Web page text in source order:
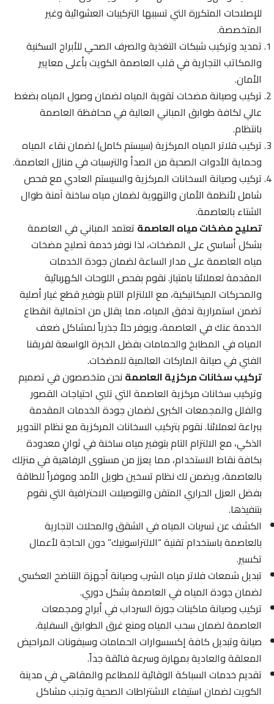
للإصلاحات المتكررة التي تسببها التركيبات العشوائية وغير
المتخصصة.
تمديد وتركيب شبكات التغذية والصرف الصحي للأبراج السكنية
والمكاتب التجارية في قلب العاصمة الكويت بأعلى معايير
الأمان.
تركيب وصيانة مضخات تقوية المياه لضمان وصول المياه بضغط
عالي لكافة طوابق المباني العالية في محافظة العاصمة
بانتظام.
تركيب فلاتر المياه المركزية (سيستم كامل) لضمان نقاء المياه
وحماية الأدوات الصحية من الصدأ والترسبات في منازل العاصمة.
تركيب وصيانة السخانات المركزية والسيستم العادي مع فحص
شامل لأنظمة الأمان والتهوية لضمان مياه ساخنة آمنة طوال
الشتاء بالعاصمة.
تصليح مضخات مياه العاصمةتعتمد المباني في العاصمة
بشكل أساسي على المضخات، لذا نوفر خدمة تصليح مضخات
مياه العاصمة على مدار الساعة لضمان جودة الخدمات
المقدمة لعملائنا بامتياز. نقوم بفحص اللوحات الكهربائية
والمحركات الميكانيكية، مع الالتزام التام بتوفير قطع غيار أصلية
تضمن استمرارية تدفق المياه، مما يقلل من احتمالية انقطاع
الخدمة عنك في العاصمة، ويوفر حلاً جذرياً لمشاكل ضعف
المياه في المطابخ والحمامات بفضل الخبرة الواسعة لفريقنا
الفني في صيانة الماركات العالمية للمضخات.
تركيب سخانات مركزية العاصمةنحن متخصصون في تصميم
وتركيب سخانات مركزية العاصمة التي تلبي احتياجات القصور
والفلل والمجمعات الكبرى لضمان جودة الخدمات المقدمة
ببراعة لعملائنا. نقوم بتركيب السخانات المركزية مع نظام التدوير
الذكي، مع الالتزام التام بتوفير مياه ساخنة في ثوانٍ معدودة
بكافة نقاط الاستخدام، مما يعزز من مستوى الرفاهية في منزلك
بالعاصمة، ويضمن لك نظام تسخين طويل الأمد وموفراً للطاقة
بفضل العزل الحراري المتقن والتوصيلات الاحترافية التي نقوم
بتنفيذها.
الكشف عن تسربات المياه في الشقق والمحلات التجارية
بالعاصمة باستخدام تقنية “الالتراسونيك” دون الحاجة لأعمال
تكسير.
تبديل شمعات فلاتر مياه الشرب وصيانة أجهزة التناضح العكسي
لضمان جودة المياه في العاصمة بشكل دوري.
تركيب وصيانة ماكينات جورة السرداب في أبراج ومجمعات
العاصمة لضمان سحب المياه ومنع غرق الطوابق السفلية.
صيانة وتبديل كافة إكسسوارات الحمامات وسيفونات المراحيض
المعلقة والعادية بمهارة وسرعة فائقة جداً.
تقديم خدمات السباكة الوقائية للمطاعم والمقاهي في مدينة
الكويت لضمان استيفاء الاشتراطات الصحية وتجنب مشاكل